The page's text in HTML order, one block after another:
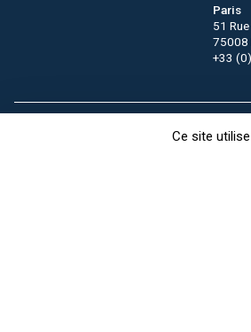
Ce site
Paris
51
75008
+33